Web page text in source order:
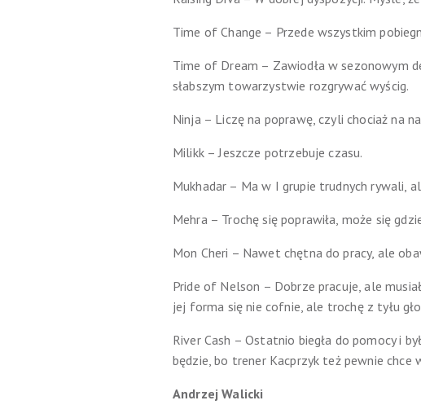
Time of Change – Przede wszystkim
Time of Dream – Zawiodła w sezonowym
słabszym towarzystwie rozgrywać wyścig.
Ninja – Liczę na poprawę, czyli chociaż na
Milikk – Jeszcze potrzebuje czasu.
Mukhadar – Ma w I grupie trudnych rywali,
Mehra – Trochę się poprawiła, może się
Mon Cheri – Nawet chętna do pracy, ale
Pride of Nelson – Dobrze pracuje, ale
jej forma się nie cofnie, ale trochę z tyłu
River Cash – Ostatnio biegła do pomocy i
będzie, bo trener Kacprzyk też pewnie chce
Andrzej Walicki